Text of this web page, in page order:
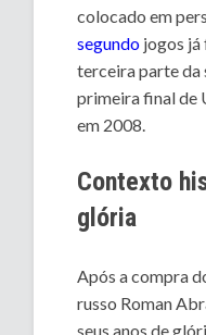
colocado em
segundo jogos
terceira parte da
primeira final de
em 2008.
Contexto
glória
Após a compra
russo Roman
seus anos de